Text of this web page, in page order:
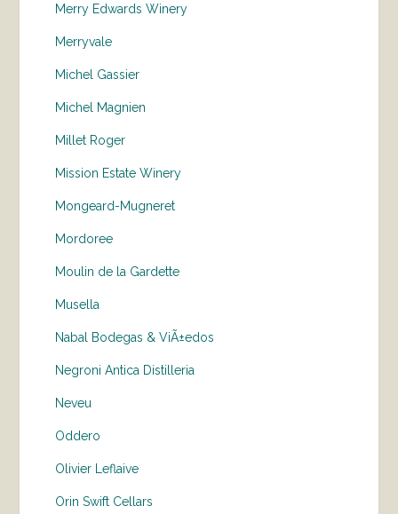
Merry Edwards Winery
Merryvale
Michel Gassier
Michel Magnien
Millet Roger
Mission Estate Winery
Mongeard-Mugneret
Mordoree
Moulin de la Gardette
Musella
Nabal Bodegas & ViÃ±edos
Negroni Antica Distilleria
Neveu
Oddero
Olivier Leflaive
Orin Swift Cellars